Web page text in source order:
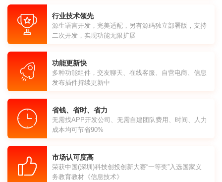
行业技术领先
源生语言开发，完美适配，另有源码独立部署版，支持
二次开发，实现功能无限扩展
功能更新快
多种功能组件，交友聊天、在线客服、自营电商、信息
发布插件持续更新中
省钱、省时、省力
无需找APP开发公司、无需自建团队费用、时间、人力
成本均可节省90%
市场认可度高
荣获中国(深圳)科技创投创新大赛“一等奖”入选国家义
务教育教材《信息技术》